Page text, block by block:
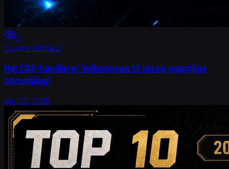
5
Counter-Strike 2
Hej CS2-handlere! Velkommen til vores ugentlige
bonusblog!
april 20, 2026